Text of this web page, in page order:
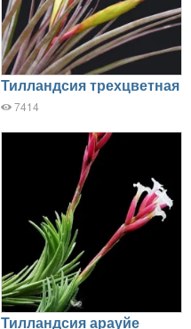
Тилландсия трехцветная
7414
Тилландсия арауйе